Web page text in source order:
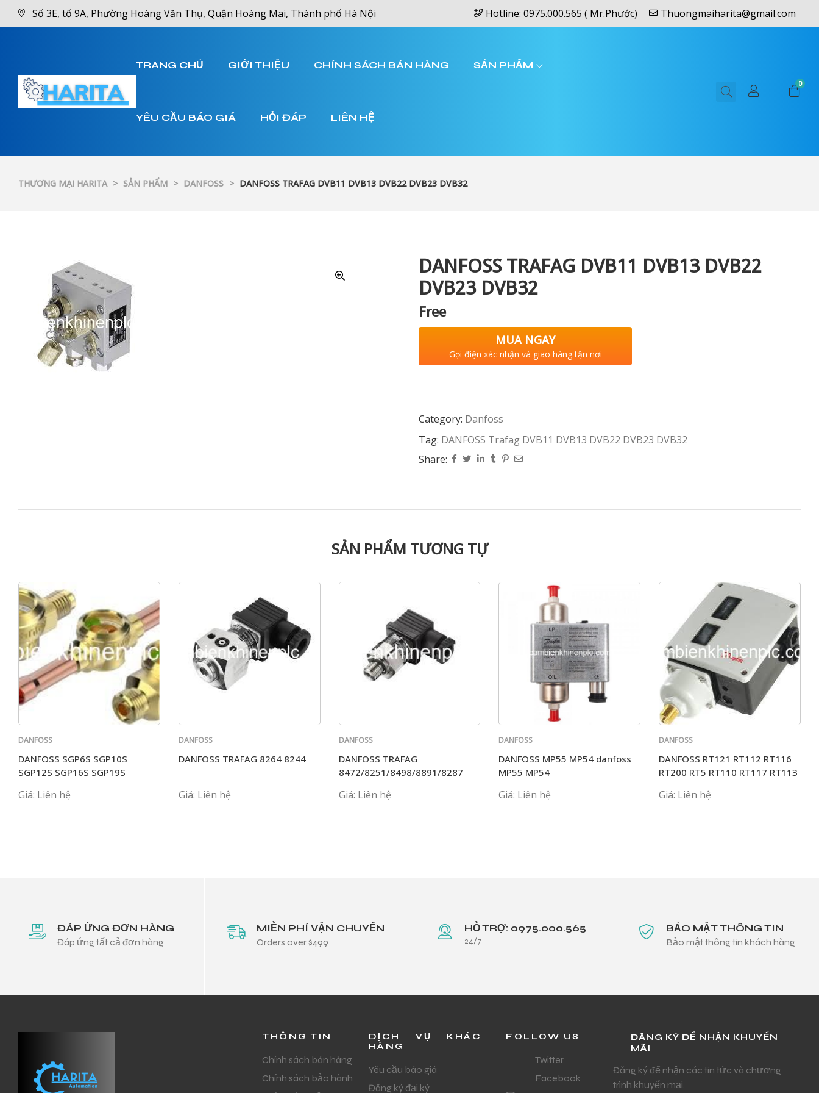
Số 3E, tổ 9A, Phường Hoàng Văn Thụ, Quận Hoàng Mai, Thành phố Hà Nội Hotline: 0975.000.565 ( Mr.Phước) Thuongmaiharita@gmail.com
TRANG CHỦ GIỚI THIỆU CHÍNH SÁCH BÁN HÀNG SẢN PHẨM
YÊU CẦU BÁO GIÁ HỎI ĐÁP LIÊN HỆ
0
THƯƠNG MẠI HARITA > SẢN PHẨM > DANFOSS > DANFOSS TRAFAG DVB11 DVB13 DVB22 DVB23 DVB32
DANFOSS TRAFAG DVB11 DVB13 DVB22
DVB23 DVB32
Free
MUA NGAY
Gọi điện xác nhận và giao hàng tận nơi
Category: Danfoss
Tag: DANFOSS Trafag DVB11 DVB13 DVB22 DVB23 DVB32
Share:
SẢN PHẨM TƯƠNG TỰ
DANFOSS
DANFOSS SGP6S SGP10S
SGP12S SGP16S SGP19S
Giá: Liên hệ
DANFOSS
DANFOSS TRAFAG 8264 8244
Giá: Liên hệ
DANFOSS
DANFOSS TRAFAG
8472/8251/8498/8891/8287
Giá: Liên hệ
DANFOSS
DANFOSS MP55 MP54 danfoss
MP55 MP54
Giá: Liên hệ
DANFOSS
DANFOSS RT121 RT112 RT116
RT200 RT5 RT110 RT117 RT113
Giá: Liên hệ
ĐÁP ỨNG ĐƠN HÀNG
Đáp ứng tất cả đơn hàng
MIỄN PHÍ VẬN CHUYỂN
Orders over $499
HỖ TRỢ: 0975.000.565
24/7
BẢO MẬT THÔNG TIN
Bảo mật thông tin khách hàng
THÔNG TIN
Chính sách bán hàng
Chính sách bảo hành
DỊCH VỤ KHÁC
HÀNG
Yêu cầu báo giá
Đăng ký đại ký
FOLLOW US
Twitter
Facebook
ĐĂNG KÝ ĐỂ NHẬN KHUYẾN
MÃI
Đăng ký để nhận các tin tức và chương
trình khuyến mại.